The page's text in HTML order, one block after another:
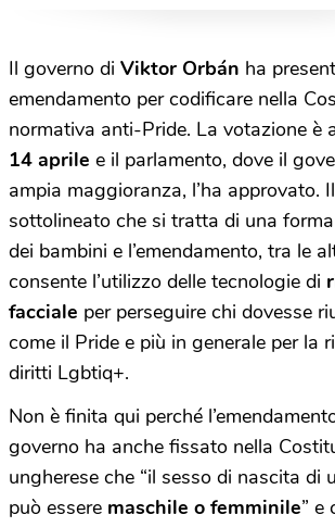
Il governo di Viktor Orbán ha
emendamento per codificare nella
normativa anti-Pride. La votazione è
14 aprile e il parlamento, dove il
ampia maggioranza, l’ha approvato.
sottolineato che si tratta di una
dei bambini e l’emendamento, tra le
consente l’utilizzo delle tecnologie di
facciale per perseguire chi dovesse
come il Pride e più in generale per la
diritti Lgbtiq+.
Non è finita qui perché
governo ha anche fissato nella
ungherese che “il sesso di nascita di
può essere maschile o femminile” e